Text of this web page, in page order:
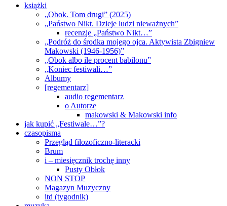
książki
„Obok. Tom drugi” (2025)
„Państwo Nikt. Dzieje ludzi nieważnych”
recenzje „Państwo Nikt…”
„Podróż do środka mojego ojca. Aktywista Zbigniew
Makowski (1946-1956)”
„Obok albo ile procent babilonu”
„Koniec festiwali…”
Albumy
[regementarz]
audio regementarz
o Autorze
makowski & Makowski info
jak kupić „Festiwale…”?
czasopisma
Przegląd filozoficzno-literacki
Brum
i – miesięcznik trochę inny
Pusty Obłok
NON STOP
Magazyn Muzyczny
itd (tygodnik)